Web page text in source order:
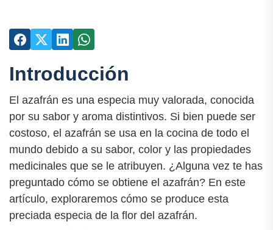
Introducción
El azafrán es una especia muy valorada, conocida
por su sabor y aroma distintivos. Si bien puede ser
costoso, el azafrán se usa en la cocina de todo el
mundo debido a su sabor, color y las propiedades
medicinales que se le atribuyen. ¿Alguna vez te has
preguntado cómo se obtiene el azafrán? En este
artículo, exploraremos cómo se produce esta
preciada especia de la flor del azafrán.